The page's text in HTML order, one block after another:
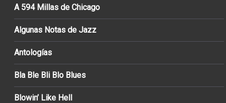
A 594 Millas de Chicago
Algunas Notas de Jazz
Antologías
Bla Ble Bli Blo Blues
Blowin’ Like Hell